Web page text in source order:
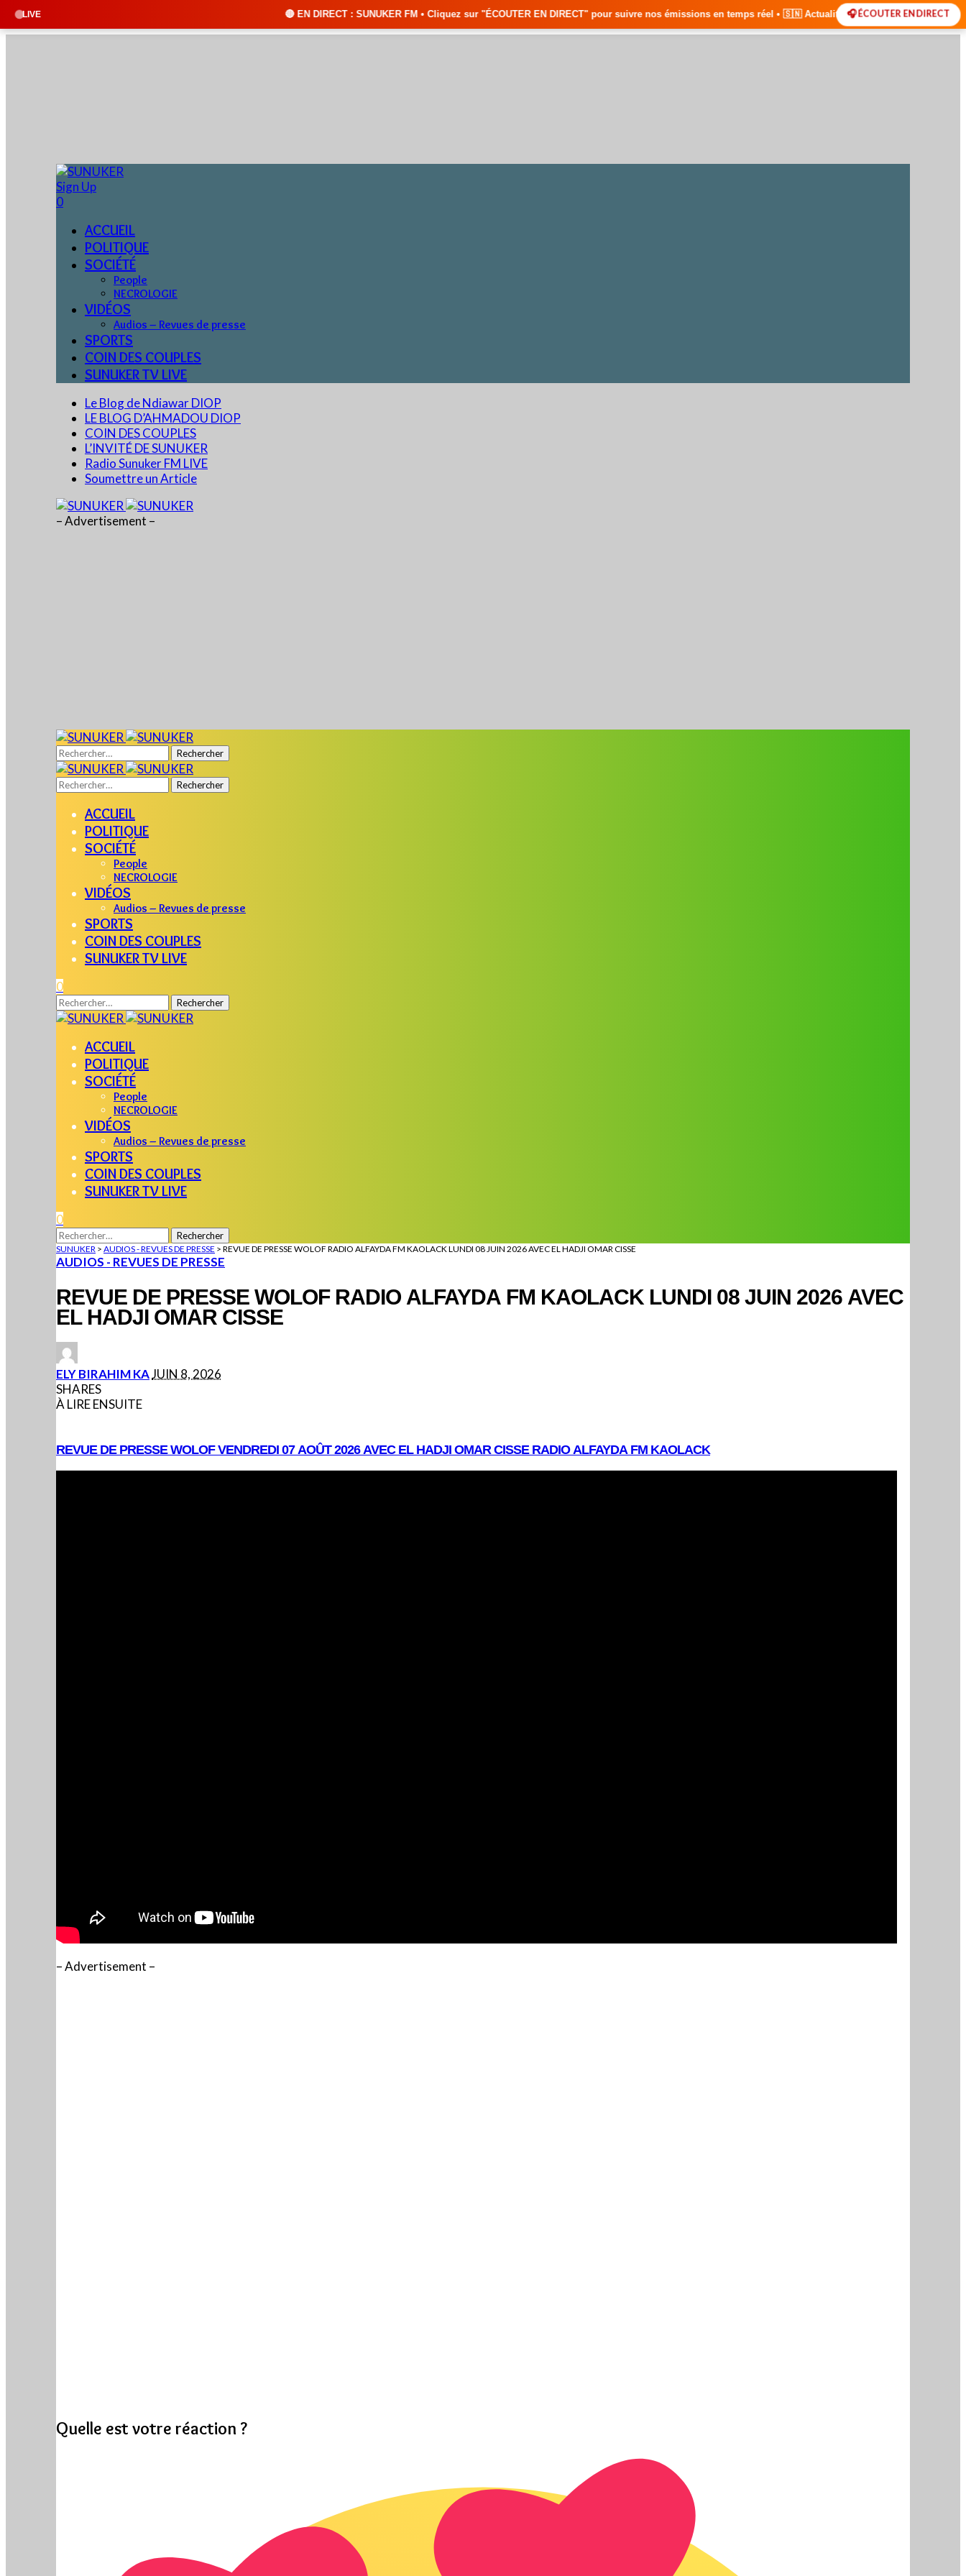
LIVE 🔴 EN DIRECT : SUNUKER FM • Cliquez sur "ÉCOUTER EN DIRECT" pour suivre nos émissions en temps réel • 🇸🇳 Actualités du Sénégal • 🌍 Actualités🎧 ÉCOUTER EN DIRECT
Sign Up
0
ACCUEIL
POLITIQUE
SOCIÉTÉ
People
NECROLOGIE
VIDÉOS
Audios – Revues de presse
SPORTS
COIN DES COUPLES
SUNUKER TV LIVE
Le Blog de Ndiawar DIOP
LE BLOG D’AHMADOU DIOP
COIN DES COUPLES
L’INVITÉ DE SUNUKER
Radio Sunuker FM LIVE
Soumettre un Article
– Advertisement –
Rechercher :
Rechercher :
ACCUEIL
POLITIQUE
SOCIÉTÉ
People
NECROLOGIE
VIDÉOS
Audios – Revues de presse
SPORTS
COIN DES COUPLES
SUNUKER TV LIVE
0
Rechercher :
ACCUEIL
POLITIQUE
SOCIÉTÉ
People
NECROLOGIE
VIDÉOS
Audios – Revues de presse
SPORTS
COIN DES COUPLES
SUNUKER TV LIVE
0
Rechercher :
SUNUKER > AUDIOS - REVUES DE PRESSE > REVUE DE PRESSE WOLOF RADIO ALFAYDA FM KAOLACK LUNDI 08 JUIN 2026 AVEC EL HADJI OMAR CISSE
AUDIOS - REVUES DE PRESSE
REVUE DE PRESSE WOLOF RADIO ALFAYDA FM KAOLACK LUNDI 08 JUIN 2026 AVEC
EL HADJI OMAR CISSE
POSTED
BY
ELY BIRAHIM KAJUIN 8, 2026
SHARES
À LIRE ENSUITE
REVUE DE PRESSE WOLOF VENDREDI 07 AOÛT 2026 AVEC EL HADJI OMAR CISSE RADIO ALFAYDA FM KAOLACK
– Advertisement –
Quelle est votre réaction ?